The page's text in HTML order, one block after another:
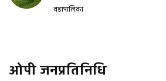
वडापालिका
ओपी जनप्रतिनिधि